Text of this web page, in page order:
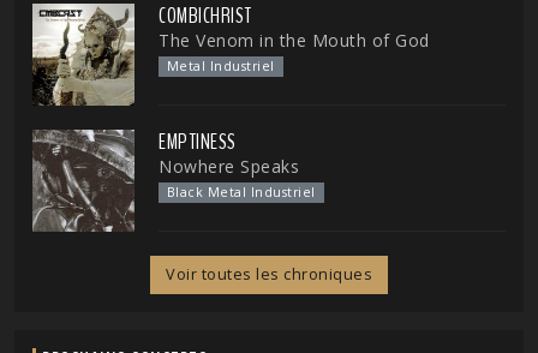
COMBICHRIST
The Venom in the Mouth of God
Metal Industriel
EMPTINESS
Nowhere Speaks
Black Metal Industriel
Voir toutes les chroniques